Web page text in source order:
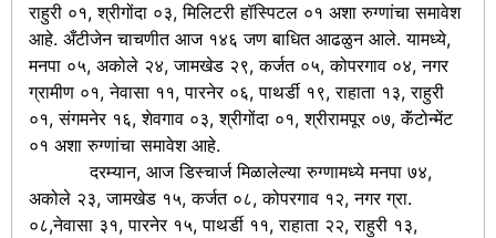
राहुरी ०१, श्रीगोंदा ०३, मिलिटरी हॉस्पिटल ०१ अशा रुग्णांचा समावेश
आहे. अँटीजेन चाचणीत आज १४६ जण बाधित आढळुन आले. यामध्ये,
मनपा ०५, अकोले २४, जामखेड २९, कर्जत ०५, कोपरगाव ०४, नगर
ग्रामीण ०१, नेवासा ११, पारनेर ०६, पाथर्डी १९, राहाता १३, राहुरी
०१, संगमनेर १६, शेवगाव ०३, श्रीगोंदा ०१, श्रीरामपूर ०७, कॅंटोन्मेंट
०१ अशा रुग्णांचा समावेश आहे.
दरम्यान, आज डिस्चार्ज मिळालेल्या रुग्णामध्ये मनपा ७४,
अकोले २३, जामखेड १५, कर्जत ०८, कोपरगाव १२, नगर ग्रा.
०८,नेवासा ३१, पारनेर १५, पाथर्डी ११, राहाता २२, राहुरी १३,